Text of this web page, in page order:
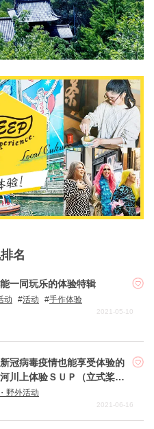
名
一同玩乐的体验特辑
动 活动 手作体验
2021-05-10
新冠病毒疫情也能享受体验的
川上体验ＳＵＰ（立式桨板
活动
野外活动
2021-06-16